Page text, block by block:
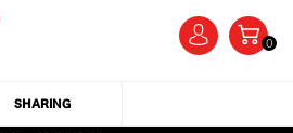
0
SHARING